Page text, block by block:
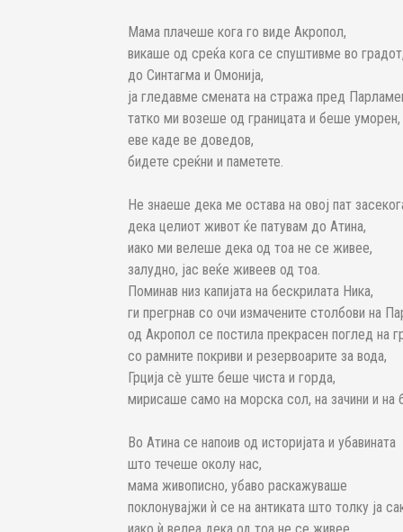
Мама плачеше кога го виде Акропол,
викаше од среќа кога се спуштивме во градот,
до Синтагма и Омонија,
ја гледавме смената на стража пред
татко ми возеше од границата и беше уморен,
еве каде ве доведов,
бидете среќни и паметете.
Не знаеше дека ме остава на овој пат
дека целиот живот ќе патувам до Атина,
иако ми велеше дека од тоа не се живее,
залудно, јас веќе живеев од тоа.
Поминав низ капијата на бескрилата Ника,
ги прегрнав со очи измачените столбови на
од Акропол се постила прекрасен поглед на
со рамните покриви и резервоарите за вода,
Грција сè уште беше чиста и горда,
мирисаше само на морска сол, на зачини и на
Во Атина се напоив од историјата и убавината
што течеше околу нас,
мама живописно, убаво раскажуваше
поклонувајжи ѝ се на антиката што толку ја